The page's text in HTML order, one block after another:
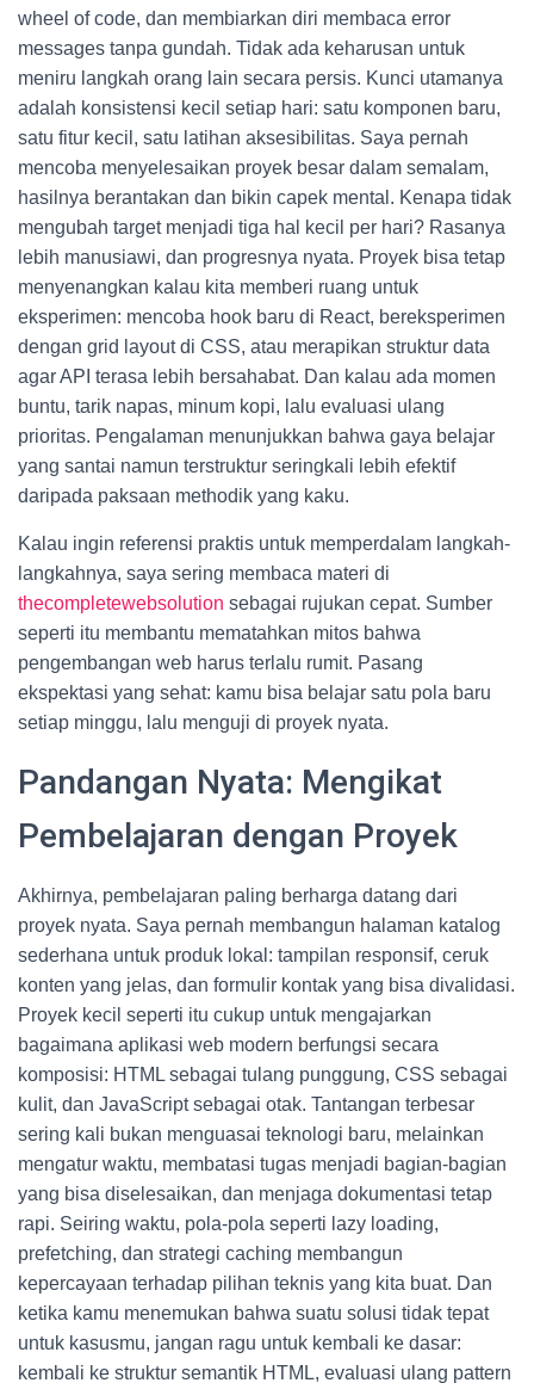
wheel of code, dan membiarkan diri membaca error
messages tanpa gundah. Tidak ada keharusan untuk
meniru langkah orang lain secara persis. Kunci utamanya
adalah konsistensi kecil setiap hari: satu komponen baru,
satu fitur kecil, satu latihan aksesibilitas. Saya pernah
mencoba menyelesaikan proyek besar dalam semalam,
hasilnya berantakan dan bikin capek mental. Kenapa tidak
mengubah target menjadi tiga hal kecil per hari? Rasanya
lebih manusiawi, dan progresnya nyata. Proyek bisa tetap
menyenangkan kalau kita memberi ruang untuk
eksperimen: mencoba hook baru di React, bereksperimen
dengan grid layout di CSS, atau merapikan struktur data
agar API terasa lebih bersahabat. Dan kalau ada momen
buntu, tarik napas, minum kopi, lalu evaluasi ulang
prioritas. Pengalaman menunjukkan bahwa gaya belajar
yang santai namun terstruktur seringkali lebih efektif
daripada paksaan methodik yang kaku.
Kalau ingin referensi praktis untuk memperdalam langkah-
langkahnya, saya sering membaca materi di
thecompletewebsolution sebagai rujukan cepat. Sumber
seperti itu membantu mematahkan mitos bahwa
pengembangan web harus terlalu rumit. Pasang
ekspektasi yang sehat: kamu bisa belajar satu pola baru
setiap minggu, lalu menguji di proyek nyata.
Pandangan Nyata: Mengikat
Pembelajaran dengan Proyek
Akhirnya, pembelajaran paling berharga datang dari
proyek nyata. Saya pernah membangun halaman katalog
sederhana untuk produk lokal: tampilan responsif, ceruk
konten yang jelas, dan formulir kontak yang bisa divalidasi.
Proyek kecil seperti itu cukup untuk mengajarkan
bagaimana aplikasi web modern berfungsi secara
komposisi: HTML sebagai tulang punggung, CSS sebagai
kulit, dan JavaScript sebagai otak. Tantangan terbesar
sering kali bukan menguasai teknologi baru, melainkan
mengatur waktu, membatasi tugas menjadi bagian-bagian
yang bisa diselesaikan, dan menjaga dokumentasi tetap
rapi. Seiring waktu, pola-pola seperti lazy loading,
prefetching, dan strategi caching membangun
kepercayaan terhadap pilihan teknis yang kita buat. Dan
ketika kamu menemukan bahwa suatu solusi tidak tepat
untuk kasusmu, jangan ragu untuk kembali ke dasar:
kembali ke struktur semantik HTML, evaluasi ulang pattern